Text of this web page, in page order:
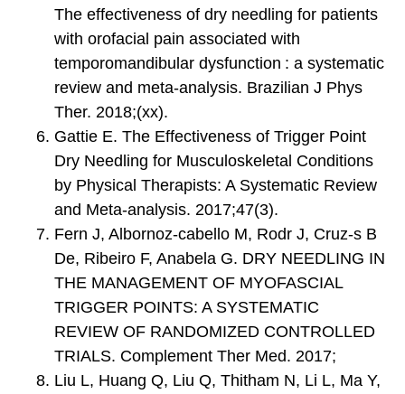
The effectiveness of dry needling for patients
with orofacial pain associated with
temporomandibular dysfunction : a systematic
review and meta-analysis. Brazilian J Phys
Ther. 2018;(xx).
Gattie E. The Effectiveness of Trigger Point
Dry Needling for Musculoskeletal Conditions
by Physical Therapists: A Systematic Review
and Meta-analysis. 2017;47(3).
Fern J, Albornoz-cabello M, Rodr J, Cruz-s B
De, Ribeiro F, Anabela G. DRY NEEDLING IN
THE MANAGEMENT OF MYOFASCIAL
TRIGGER POINTS: A SYSTEMATIC
REVIEW OF RANDOMIZED CONTROLLED
TRIALS. Complement Ther Med. 2017;
Liu L, Huang Q, Liu Q, Thitham N, Li L, Ma Y,